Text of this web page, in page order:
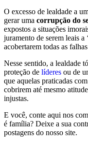
O excesso de lealdade a
gerar uma corrupção do
expostos a situações
juramento de serem leais a
acobertarem todas as
Nesse sentido, a lealdade
proteção de líderes ou de
que aquelas praticadas
cobrirem até mesmo
injustas.
E você, conte aqui nos
é família? Deixe a sua
postagens do nosso site.